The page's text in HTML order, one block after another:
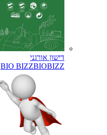
דישון אורגני
BIO BIZZBIOBIZZ